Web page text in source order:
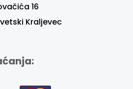
16
Kraljevec